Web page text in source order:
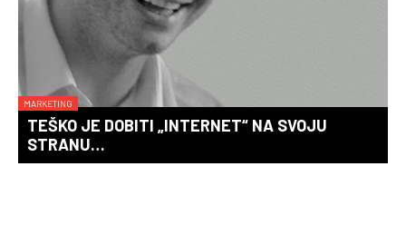
MARKETING
TEŠKO JE DOBITI „INTERNET“ NA SVOJU
STRANU…